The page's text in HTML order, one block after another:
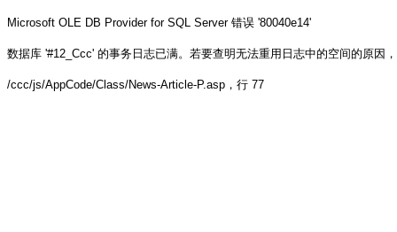
Microsoft OLE DB Provider for SQL Server 错误 '80040e14'
数据库 '#12_Ccc' 的事务日志已满。若要查明无法重用日志中的空间的原因
/ccc/js/AppCode/Class/News-Article-P.asp ，行 77